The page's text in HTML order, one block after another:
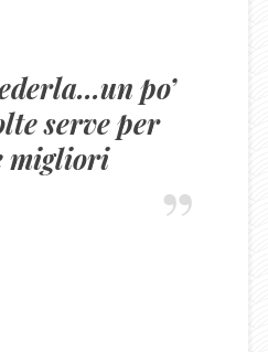
po’
serve per
migliori